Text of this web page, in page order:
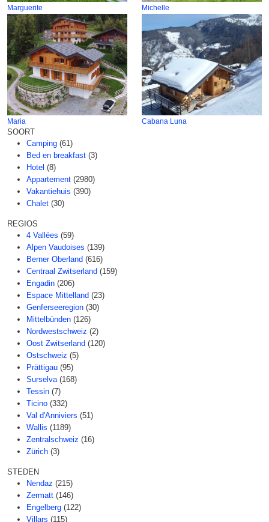
Marguerite Michelle
Maria Cabana Luna
SOORT
Camping (61)
Bed en breakfast (3)
Hotel (8)
Appartement (2980)
Vakantiehuis (390)
Chalet (30)
REGIOS
4 Vallées (59)
Alpen Vaudoises (139)
Berner Oberland (616)
Centraal Zwitserland (159)
Engadin (206)
Espace Mittelland (23)
Genferseeregion (30)
Mittelbünden (126)
Nordwestschweiz (2)
Oost Zwitserland (120)
Ostschweiz (5)
Prättigau (95)
Surselva (168)
Tessin (7)
Ticino (332)
Val d'Anniviers (51)
Wallis (1189)
Zentralschweiz (16)
Zürich (3)
STEDEN
Nendaz (215)
Zermatt (146)
Engelberg (122)
Villars (115)